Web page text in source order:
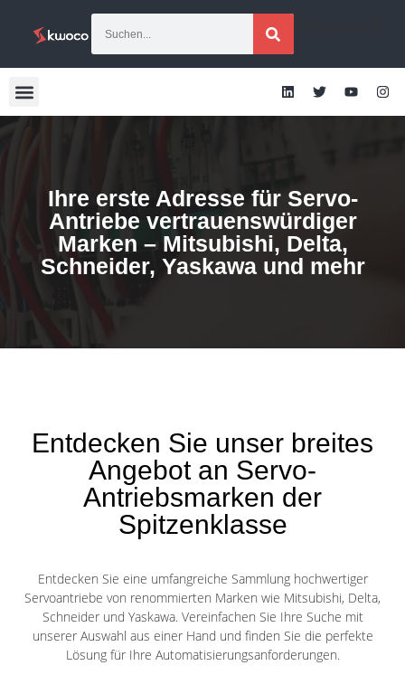
Ihre erste Adresse für Servo-
Antriebe vertrauenswürdiger
Marken – Mitsubishi, Delta,
Schneider, Yaskawa und mehr
Entdecken Sie unser breites
Angebot an Servo-
Antriebsmarken der
Spitzenklasse
Entdecken Sie eine umfangreiche Sammlung hochwertiger
Servoantriebe von renommierten Marken wie Mitsubishi, Delta,
Schneider und Yaskawa. Vereinfachen Sie Ihre Suche mit
unserer Auswahl aus einer Hand und finden Sie die perfekte
Lösung für Ihre Automatisierungsanforderungen.